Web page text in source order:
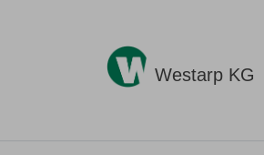
Westarp KG